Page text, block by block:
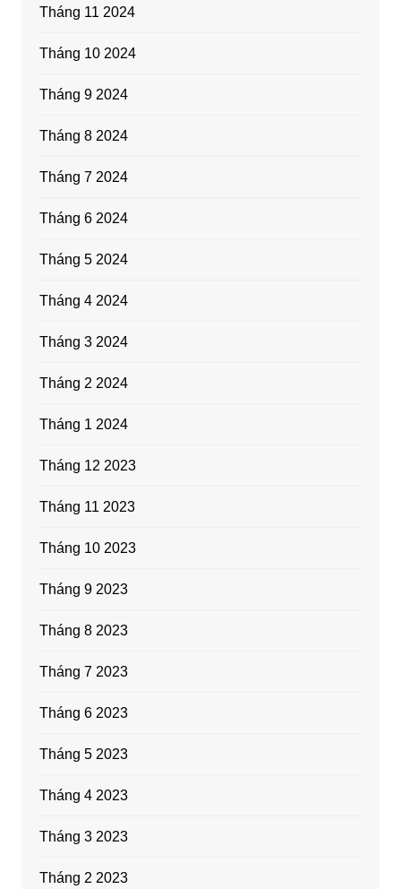
Tháng 11 2024
Tháng 10 2024
Tháng 9 2024
Tháng 8 2024
Tháng 7 2024
Tháng 6 2024
Tháng 5 2024
Tháng 4 2024
Tháng 3 2024
Tháng 2 2024
Tháng 1 2024
Tháng 12 2023
Tháng 11 2023
Tháng 10 2023
Tháng 9 2023
Tháng 8 2023
Tháng 7 2023
Tháng 6 2023
Tháng 5 2023
Tháng 4 2023
Tháng 3 2023
Tháng 2 2023